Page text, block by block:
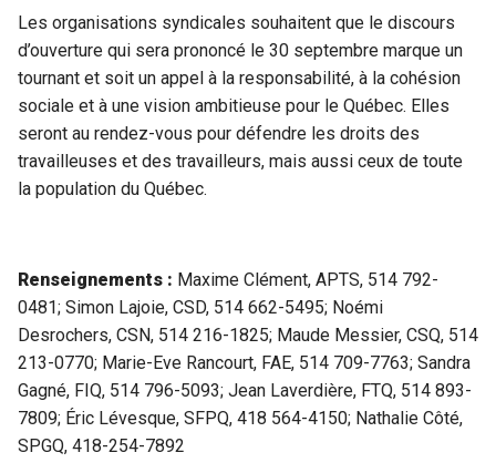
Les organisations syndicales souhaitent que le discours
d’ouverture qui sera prononcé le 30 septembre marque un
tournant et soit un appel à la responsabilité, à la cohésion
sociale et à une vision ambitieuse pour le Québec. Elles
seront au rendez-vous pour défendre les droits des
travailleuses et des travailleurs, mais aussi ceux de toute
la population du Québec.
Renseignements : Maxime Clément, APTS, 514 792-
0481; Simon Lajoie, CSD, 514 662-5495; Noémi
Desrochers, CSN, 514 216-1825; Maude Messier, CSQ, 514
213-0770; Marie-Eve Rancourt, FAE, 514 709-7763; Sandra
Gagné, FIQ, 514 796-5093; Jean Laverdière, FTQ, 514 893-
7809; Éric Lévesque, SFPQ, 418 564-4150; Nathalie Côté,
SPGQ, 418-254-7892